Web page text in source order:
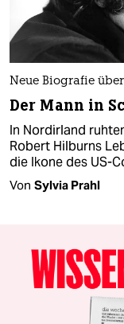
Neue Biografie
Der Mann in
In Nordirland
Robert Hilburns
die Ikone des US-
Von Sylvia Prahl